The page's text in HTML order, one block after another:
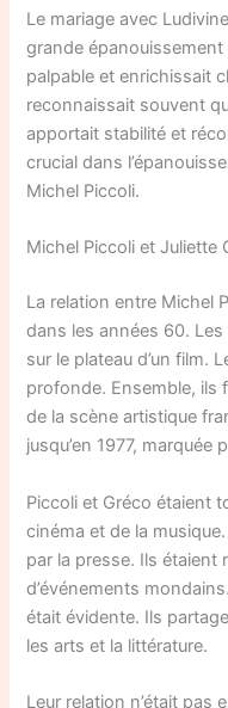
Le mariage avec
grande
palpable et enrichissait
reconnaissait souvent
apportait stabilité et
crucial dans
Michel Piccoli.
Michel Piccoli et Juliette
La relation entre Michel
dans les années 60.
sur le plateau d’un film.
profonde. Ensemble, ils
de la scène artistique
jusqu’en 1977,
Piccoli et Gréco étaient
cinéma et de la
par la presse. Ils étaient
d’événements
était évidente. Ils
les arts et la littérature.
Leur relation n’était pas